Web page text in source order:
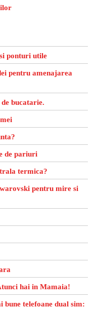
ponturi utile
pentru amenajarea
bucatarie.
de pariuri
termica?
pentru mire si
hai in Mamaia!
bune telefoane dual sim: